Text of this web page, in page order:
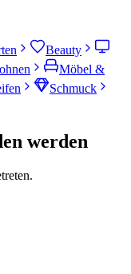
Beauty
Möbel &
Schmuck
werden